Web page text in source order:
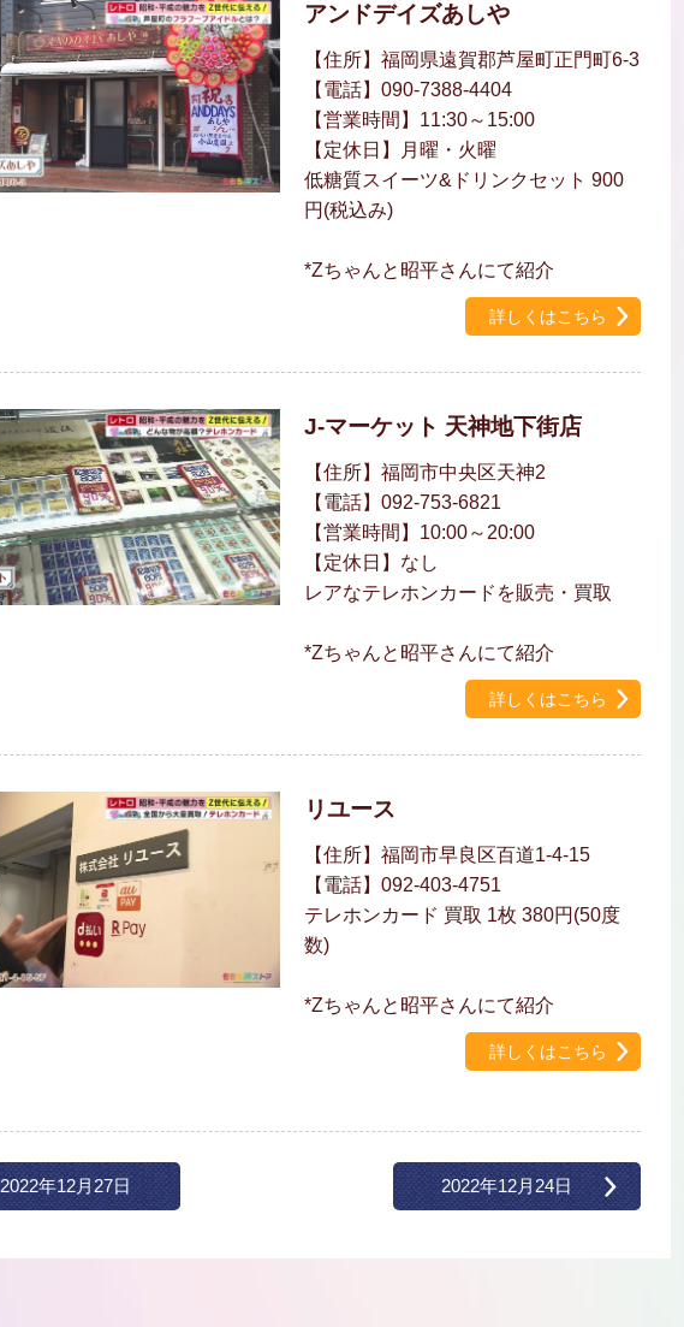
アンドデイズあしや
【住所】福岡県遠賀郡芦屋町正門町6-3
【電話】090-7388-4404
【営業時間】11:30～15:00
【定休日】月曜・火曜
低糖質スイーツ&ドリンクセット 900
円(税込み)
*Zちゃんと昭平さんにて紹介
詳しくはこちら
J-マーケット 天神地下街店
【住所】福岡市中央区天神2
【電話】092-753-6821
【営業時間】10:00～20:00
【定休日】なし
レアなテレホンカードを販売・買取
*Zちゃんと昭平さんにて紹介
詳しくはこちら
リユース
【住所】福岡市早良区百道1-4-15
【電話】092-403-4751
テレホンカード 買取 1枚 380円(50度
数)
*Zちゃんと昭平さんにて紹介
詳しくはこちら
2022年12月27日 2022年12月24日